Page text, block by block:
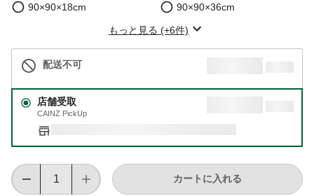
90×90×18cm
90×90×36cm
もっと見る (+6件)
配送不可
店舗受取
CAINZ PickUp
カートに入れる